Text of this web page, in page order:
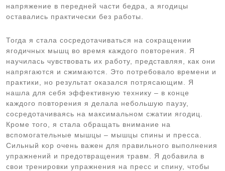
напряжение в передней части бедра, а ягодицы
оставались практически без работы.
Тогда я стала сосредотачиваться на сокращении
ягодичных мышц во время каждого повторения. Я
научилась чувствовать их работу, представляя, как они
напрягаются и сжимаются. Это потребовало времени и
практики, но результат оказался потрясающим. Я
нашла для себя эффективную технику – в конце
каждого повторения я делала небольшую паузу,
сосредотачиваясь на максимальном сжатии ягодиц.
Кроме того, я стала обращать внимание на
вспомогательные мышцы – мышцы спины и пресса.
Сильный кор очень важен для правильного выполнения
упражнений и предотвращения травм. Я добавила в
свои тренировки упражнения на пресс и спину, чтобы